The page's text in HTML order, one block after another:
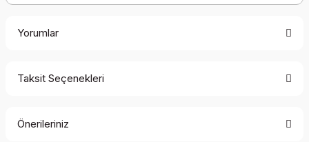
Yorumlar
Taksit Seçenekleri
Önerileriniz